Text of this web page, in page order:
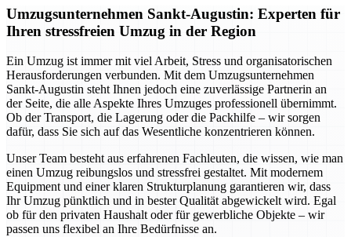
Umzugsunternehmen Sankt-Augustin: Experten für
Ihren stressfreien Umzug in der Region
Ein Umzug ist immer mit viel Arbeit, Stress und organisatorischen
Herausforderungen verbunden. Mit dem Umzugsunternehmen
Sankt-Augustin steht Ihnen jedoch eine zuverlässige Partnerin an
der Seite, die alle Aspekte Ihres Umzuges professionell übernimmt.
Ob der Transport, die Lagerung oder die Packhilfe – wir sorgen
dafür, dass Sie sich auf das Wesentliche konzentrieren können.
Unser Team besteht aus erfahrenen Fachleuten, die wissen, wie man
einen Umzug reibungslos und stressfrei gestaltet. Mit modernem
Equipment und einer klaren Strukturplanung garantieren wir, dass
Ihr Umzug pünktlich und in bester Qualität abgewickelt wird. Egal
ob für den privaten Haushalt oder für gewerbliche Objekte – wir
passen uns flexibel an Ihre Bedürfnisse an.